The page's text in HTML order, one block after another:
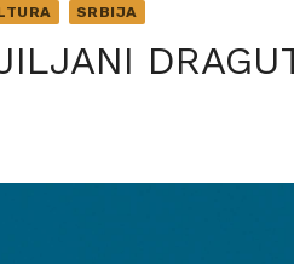
SRBIJA